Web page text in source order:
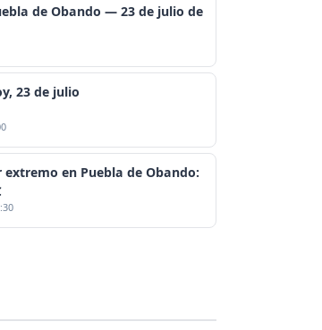
de Obando — 23 de julio de
23 de julio
en Puebla de Obando: